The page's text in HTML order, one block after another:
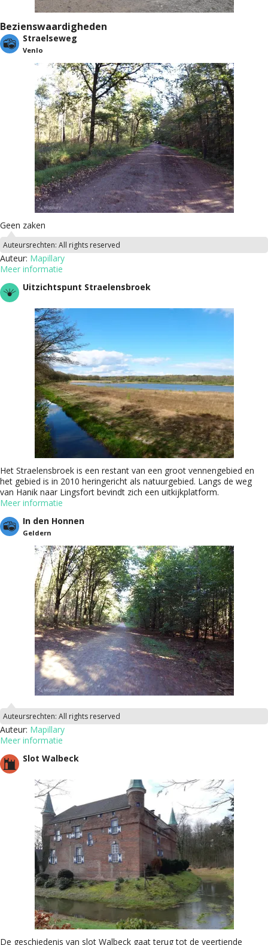
Bezienswaardigheden
Straelseweg
Venlo
Geen zaken
Auteursrechten: All rights reserved
Auteur: Mapillary
Meer informatie
Uitzichtspunt Straelensbroek
Het Straelensbroek is een restant van een groot vennengebied en
het gebied is in 2010 heringericht als natuurgebied. Langs de weg
van Hanik naar Lingsfort bevindt zich een uitkijkplatform.
Meer informatie
In den Honnen
Geldern
Auteursrechten: All rights reserved
Auteur: Mapillary
Meer informatie
Slot Walbeck
De geschiedenis van slot Walbeck gaat terug tot de veertiende